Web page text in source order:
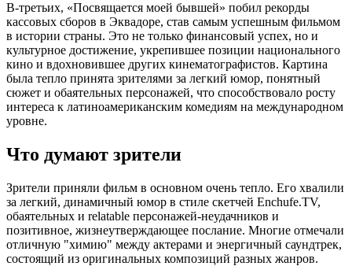
В-третьих, «Посвящается моей бывшей» побил рекорды
кассовых сборов в Эквадоре, став самым успешным фильмом
в истории страны. Это не только финансовый успех, но и
культурное достижение, укрепившее позиции национального
кино и вдохновившее других кинематографистов. Картина
была тепло принята зрителями за легкий юмор, понятный
сюжет и обаятельных персонажей, что способствовало росту
интереса к латиноамериканским комедиям на международном
уровне.
Что думают зрители
Зрители приняли фильм в основном очень тепло. Его хвалили
за легкий, динамичный юмор в стиле скетчей Enchufe.TV,
обаятельных и relatable персонажей-неудачников и
позитивное, жизнеутверждающее послание. Многие отмечали
отличную "химию" между актерами и энергичный саундтрек,
состоящий из оригинальных композиций разных жанров.